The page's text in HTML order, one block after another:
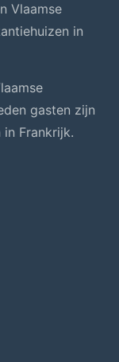
Vlaamse
in
gasten zijn
Frankrijk.